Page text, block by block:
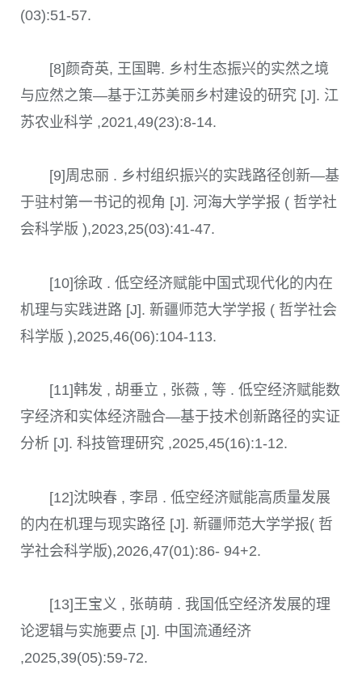
(03):51-57.
[8]颜奇英, 王国聘. 乡村生态振兴的实然之境
与应然之策—基于江苏美丽乡村建设的研究 [J]. 江
苏农业科学 ,2021,49(23):8-14.
[9]周忠丽 . 乡村组织振兴的实践路径创新—基
于驻村第一书记的视角 [J]. 河海大学学报 ( 哲学社
会科学版 ),2023,25(03):41-47.
[10]徐政 . 低空经济赋能中国式现代化的内在
机理与实践进路 [J]. 新疆师范大学学报 ( 哲学社会
科学版 ),2025,46(06):104-113.
[11]韩发 , 胡垂立 , 张薇 , 等 . 低空经济赋能数
字经济和实体经济融合—基于技术创新路径的实证
分析 [J]. 科技管理研究 ,2025,45(16):1-12.
[12]沈映春 , 李昂 . 低空经济赋能高质量发展
的内在机理与现实路径 [J]. 新疆师范大学学报( 哲
学社会科学版),2026,47(01):86- 94+2.
[13]王宝义 , 张萌萌 . 我国低空经济发展的理
论逻辑与实施要点 [J]. 中国流通经济
,2025,39(05):59-72.